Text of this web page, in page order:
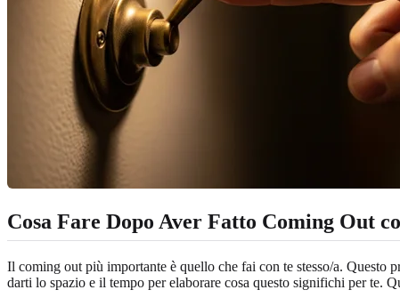
Cosa Fare Dopo Aver Fatto Coming Out
Il coming out più importante è quello che fai con te stesso/a. Questo
darti lo spazio e il tempo per elaborare cosa questo significhi per te.